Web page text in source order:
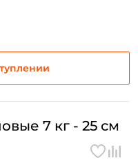
7 кг - 25 см